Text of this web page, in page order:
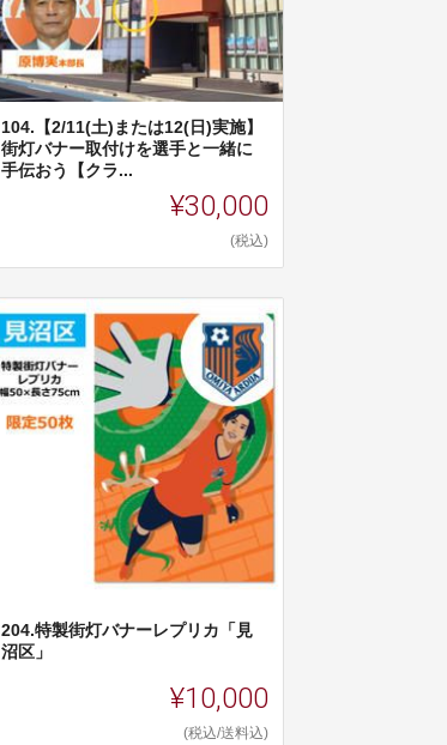
104.【2/11(土)または12(日)実施】
街灯バナー取付けを選手と一緒に
手伝おう【クラ...
¥30,000
(税込)
204.特製街灯バナーレプリカ「見
沼区」
¥10,000
(税込/送料込)